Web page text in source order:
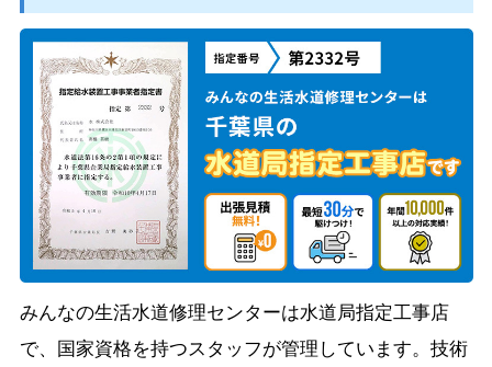
みんなの生活水道修理センターは水道局指定工事店
で、国家資格を持つスタッフが管理しています。技術